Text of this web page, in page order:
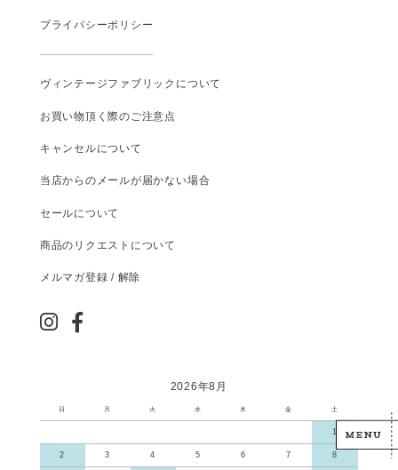
プライバシーポリシー
ヴィンテージファブリックについて
お買い物頂く際のご注意点
キャンセルについて
当店からのメールが届かない場合
セールについて
商品のリクエストについて
メルマガ登録 / 解除
2026年8月
日 月 火 水 木 金 土
1
2 3 4 5 6 7 8